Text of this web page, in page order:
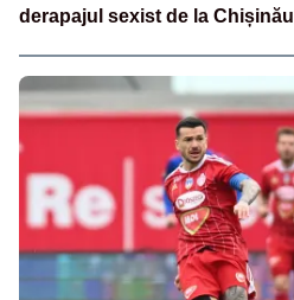
derapajul sexist de la Chișinău